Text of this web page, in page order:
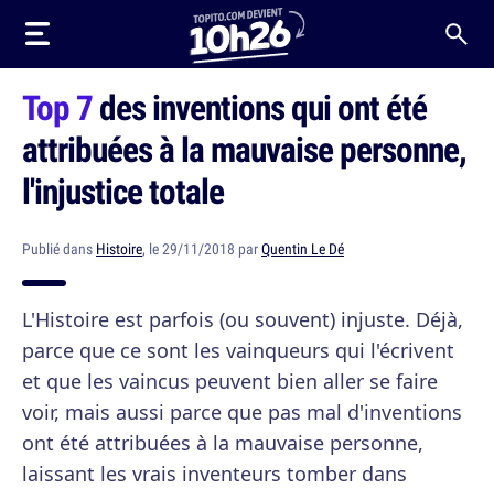
Top 7des inventions qui ont été
attribuées à la mauvaise personne,
l'injustice totale
Publié dans Histoire, le 29/11/2018 parQuentin Le Dé
L'Histoire est parfois (ou souvent) injuste. Déjà,
parce que ce sont les vainqueurs qui l'écrivent
et que les vaincus peuvent bien aller se faire
voir, mais aussi parce que pas mal d'inventions
ont été attribuées à la mauvaise personne,
laissant les vrais inventeurs tomber dans